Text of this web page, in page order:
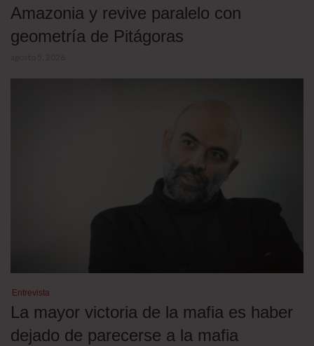
Amazonia y revive paralelo con
geometría de Pitágoras
Entrevista
La mayor victoria de la mafia es haber
dejado de parecerse a la mafia